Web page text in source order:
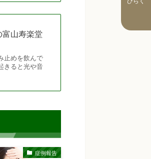
山寿楽堂
止めを飲んで
きると光や音
症例報告